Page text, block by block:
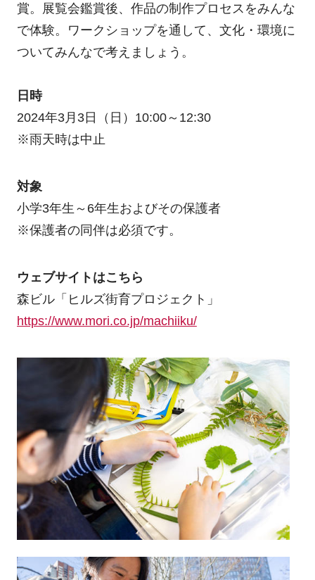
賞。展覧会鑑賞後、作品の制作プロセスをみんな
で体験。ワークショップを通して、文化・環境に
ついてみんなで考えましょう。
日時
2024年3月3日（日）10:00～12:30
※雨天時は中止
対象
小学3年生～6年生およびその保護者
※保護者の同伴は必須です。
ウェブサイトはこちら
森ビル「ヒルズ街育プロジェクト」
https://www.mori.co.jp/machiiku/